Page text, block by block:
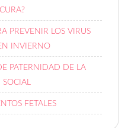
PREVENIR LOS VIRUS
INVIERNO
PATERNIDAD DE LA
FETALES